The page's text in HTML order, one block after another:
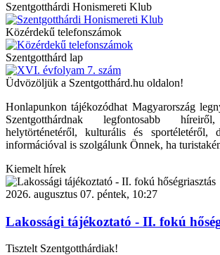
Szentgotthárdi Honismereti Klub
Közérdekű telefonszámok
Szentgotthárd lap
Üdvözöljük a Szentgotthárd.hu oldalon!
Honlapunkon tájékozódhat Magyarország
Szentgotthárdnak legfontosabb
helytörténetéről, kulturális és sportéletéről,
információval is szolgálunk Önnek, ha
Kiemelt hírek
2026. augusztus 07. péntek, 10:27
Lakossági tájékoztató - II. fokú
Tisztelt Szentgotthárdiak!